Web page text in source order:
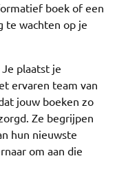
boek of een
te wachten op je
plaatst je
ervaren team van
jouw boeken zo
Ze begrijpen
hun nieuwste
om aan die